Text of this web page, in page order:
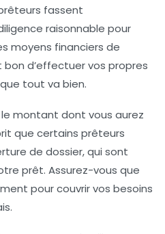
fassent
raisonnable pour
moyens financiers de
d’effectuer vos propres
tout va bien.
montant dont vous aurez
que certains prêteurs
de dossier, qui sont
prêt. Assurez-vous que
pour couvrir vos besoins